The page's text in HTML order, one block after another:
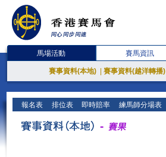
馬場活動 賽馬資訊
賽事資料(本地) 賽事資料(越洋轉播)
報名表 排位表 即時賠率 練馬師分場表